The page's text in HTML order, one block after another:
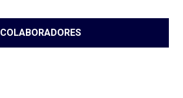
COLABORADORES